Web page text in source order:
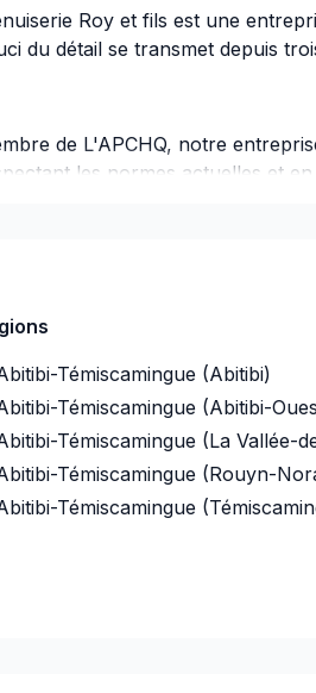
Roy et fils est une
du détail se transmet depuis
de L'APCHQ, notre
les normes actuelles et
Témiscamingue (Abitibi)
Témiscamingue (Abitibi-
Témiscamingue (La Vallée-
Témiscamingue (Rouyn-
Témiscamingue